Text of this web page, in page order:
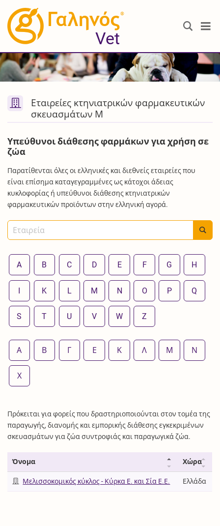
®
Vet
Εταιρείες κτηνιατρικών φαρμακευτικών
σκευασμάτων Μ
Υπεύθυνοι διάθεσης φαρμάκων για χρήση σε
ζώα
Παρατίθενται όλες οι ελληνικές και διεθνείς εταιρείες που
είναι επίσημα καταγεγραμμένες ως κάτοχοι άδειας
κυκλοφορίας ή υπεύθυνοι διάθεσης κτηνιατρικών
φαρμακευτικών προϊόντων στην ελληνική αγορά.
A B C D E F G H
I K L M N O P Q
S T U V W Z
Α Β Γ Ε Κ Λ Μ Ν
Χ
Πρόκειται για φορείς που δραστηριοποιούνται στον τομέα της
παραγωγής, διανομής και εμπορικής διάθεσης εγκεκριμένων
σκευασμάτων για ζώα συντροφιάς και παραγωγικά ζώα.
Όνομα Χώρα
Μελισσοκομικός κύκλος - Κύρκα Ε. και Σία Ε.Ε. Ελλάδα